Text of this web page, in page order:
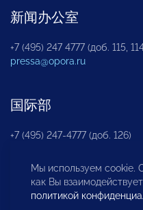
新闻办公室
+7 (495) 247 4777 (доб. 115,
pressa@opora.ru
国际部
+7 (495) 247-4777 (доб. 126)
商投权益保护部
Мы используем cookie.
как Вы
политикой